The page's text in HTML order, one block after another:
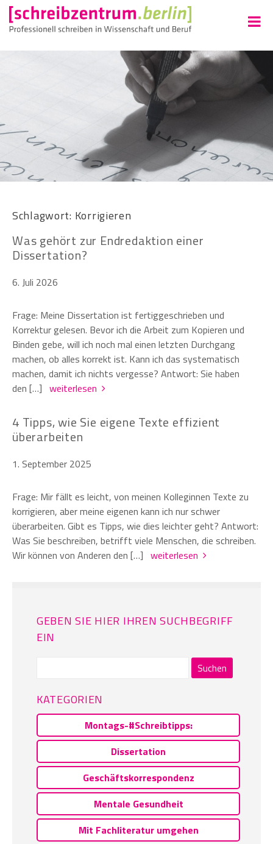
Schlagwort: Korrigieren
Was gehört zur Endredaktion einer
Dissertation?
6. Juli 2026
Frage: Meine Dissertation ist fertiggeschrieben und
Korrektur gelesen. Bevor ich die Arbeit zum Kopieren und
Binden gebe, will ich noch mal einen letzten Durchgang
machen, ob alles korrekt ist. Kann ich das systematisch
machen, damit ich nichts vergesse? Antwort: Sie haben
den […] weiterlesen
4 Tipps, wie Sie eigene Texte effizient
überarbeiten
1. September 2025
Frage: Mir fällt es leicht, von meinen Kolleginnen Texte zu
korrigieren, aber meine eigenen kann ich nur schwer
überarbeiten. Gibt es Tipps, wie dies leichter geht? Antwort:
Was Sie beschreiben, betrifft viele Menschen, die schreiben.
Wir können von Anderen den […] weiterlesen
GEBEN SIE HIER IHREN SUCHBEGRIFF
EIN
KATEGORIEN
Montags-#Schreibtipps:
Dissertation
Geschäftskorrespondenz
Mentale Gesundheit
Mit Fachliteratur umgehen